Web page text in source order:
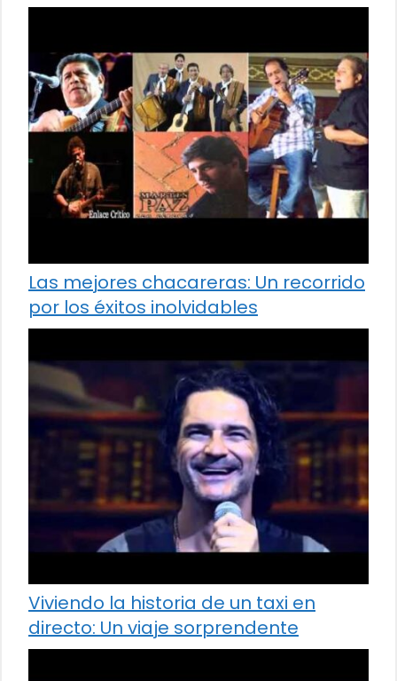
Las mejores chacareras: Un recorrido
por los éxitos inolvidables
Viviendo la historia de un taxi en
directo: Un viaje sorprendente